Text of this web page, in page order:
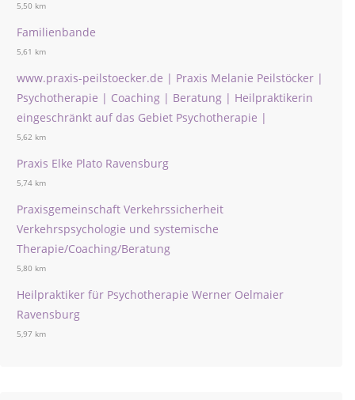
5,50 km
Familienbande
5,61 km
www.praxis-peilstoecker.de | Praxis Melanie Peilstöcker |
Psychotherapie | Coaching | Beratung | Heilpraktikerin
eingeschränkt auf das Gebiet Psychotherapie |
5,62 km
Praxis Elke Plato Ravensburg
5,74 km
Praxisgemeinschaft Verkehrssicherheit
Verkehrspsychologie und systemische
Therapie/Coaching/Beratung
5,80 km
Heilpraktiker für Psychotherapie Werner Oelmaier
Ravensburg
5,97 km